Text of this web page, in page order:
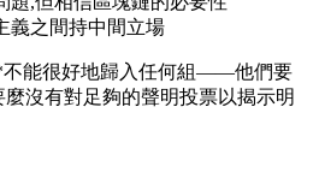
義之間持中間立場
能很好地歸入任何組——他們要
沒有對足夠的聲明投票以揭示明